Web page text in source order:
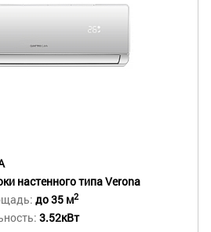
настенного типа Verona
до 35 м2
3.52кВт